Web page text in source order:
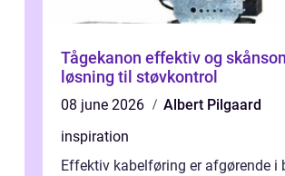
Tågekanon effektiv og skånsom
løsning til støvkontrol
08 june 2026
Albert Pilgaard
inspiration
Effektiv kabelføring er afgørende i